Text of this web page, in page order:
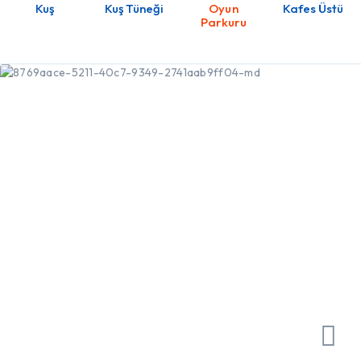
Kuş Kuş Tüneği
Oyun
Parkuru
Kafes Üstü